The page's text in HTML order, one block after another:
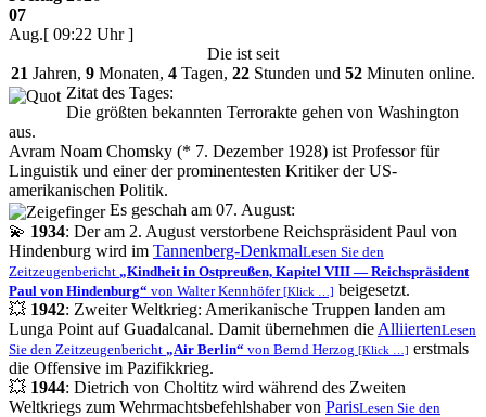
07
Aug.[ 09:22 Uhr ]
Die ist seit
21 Jahren, 9 Monaten, 4 Tagen, 22 Stunden und 52 Minuten online.
Zitat des Tages:
Die größten bekannten Terrorakte gehen von Washington
aus.
Avram Noam Chomsky (* 7. Dezember 1928) ist Professor für
Linguistik und einer der prominentesten Kritiker der US-
amerikanischen Politik.
Es geschah am 07. August:
💫 1934: Der am 2. August verstorbene Reichspräsident Paul von
Hindenburg wird im Tannenberg-DenkmalLesen Sie den
Zeitzeugenbericht
Kindheit in Ostpreußen, Kapitel VIII — Reichspräsident
Paul von Hindenburg
von Walter Kennhöfer [Klick …] beigesetzt.
💥 1942: Zweiter Weltkrieg: Amerikanische Truppen landen am
Lunga Point auf Guadalcanal. Damit übernehmen die AlliiertenLesen
Sie den Zeitzeugenbericht
Air Berlin von Bernd Herzog [Klick …] erstmals
die Offensive im Pazifikkrieg.
💥 1944: Dietrich von Choltitz wird während des Zweiten
Weltkriegs zum Wehrmachtsbefehlshaber von ParisLesen Sie den